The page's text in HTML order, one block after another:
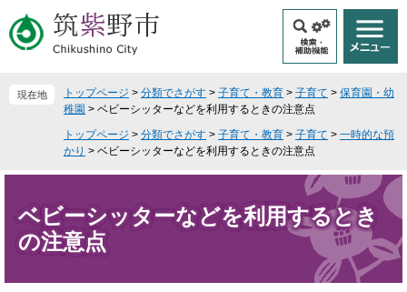
ー
ジ
ニ
ュ
現在地 トップページ > 分類でさがす > 子育て・教育 > 子育て > 保育園・幼
稚園 > ベビーシッターなどを利用するときの注意点
トップページ > 分類でさがす > 子育て・教育 > 子育て > 一時的な預
かり > ベビーシッターなどを利用するときの注意点
ベビーシッターなどを利用するとき
の注意点